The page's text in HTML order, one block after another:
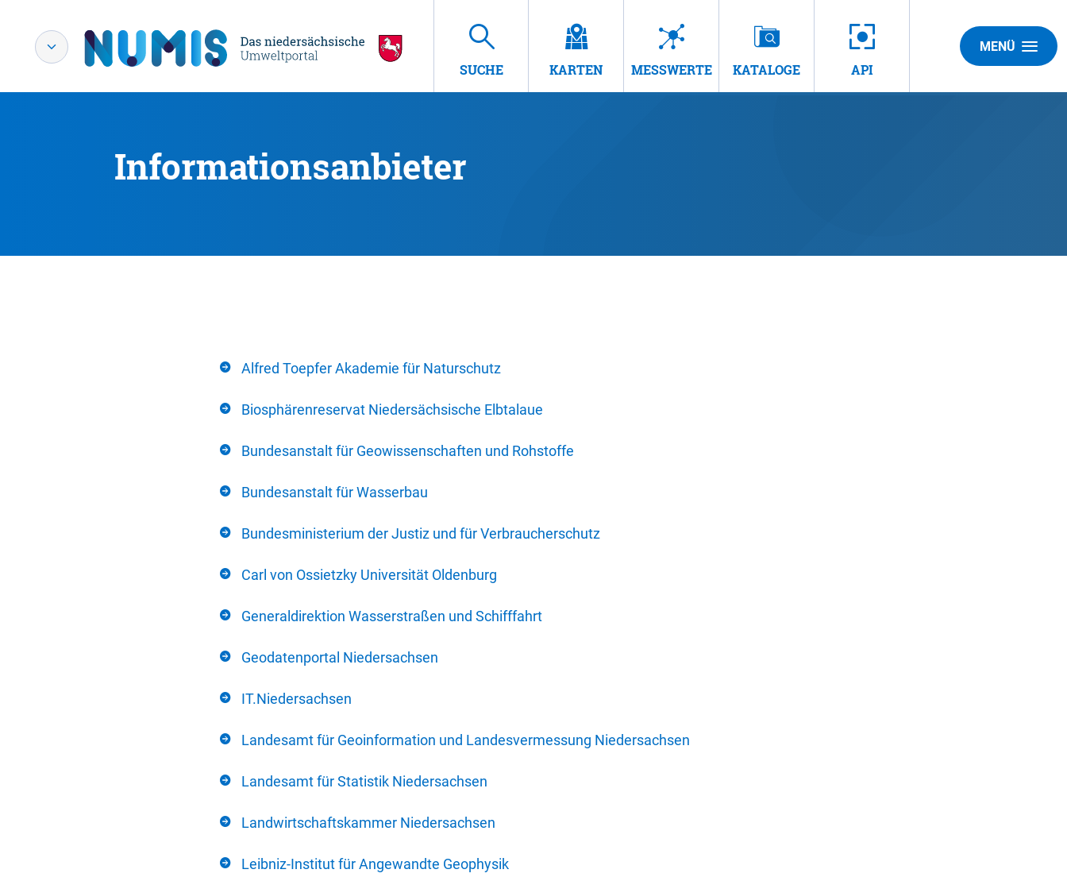
SUCHE KARTEN MESSWERTE KATALOGE API
MENÜ
Informationsanbieter
Alfred Toepfer Akademie für Naturschutz
Biosphärenreservat Niedersächsische Elbtalaue
Bundesanstalt für Geowissenschaften und Rohstoffe
Bundesanstalt für Wasserbau
Bundesministerium der Justiz und für Verbraucherschutz
Carl von Ossietzky Universität Oldenburg
Generaldirektion Wasserstraßen und Schifffahrt
Geodatenportal Niedersachsen
IT.Niedersachsen
Landesamt für Geoinformation und Landesvermessung Niedersachsen
Landesamt für Statistik Niedersachsen
Landwirtschaftskammer Niedersachsen
Leibniz-Institut für Angewandte Geophysik